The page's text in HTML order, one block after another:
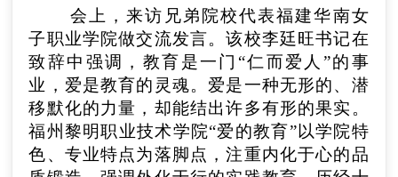
会上，来访兄弟院校代表福建华南女
子职业学院做交流发言。该校李廷旺书记在
致辞中强调，教育是一门“仁而爱人”的事
业，爱是教育的灵魂。爱是一种无形的、潜
移默化的力量，却能结出许多有形的果实。
福州黎明职业技术学院“爱的教育”以学院特
色、专业特点为落脚点，注重内化于心的品